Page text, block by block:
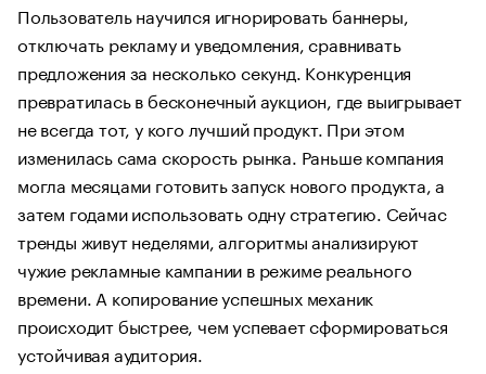
Пользователь научился игнорировать баннеры,
отключать рекламу и уведомления, сравнивать
предложения за несколько секунд. Конкуренция
превратилась в бесконечный аукцион, где выигрывает
не всегда тот, у кого лучший продукт. При этом
изменилась сама скорость рынка. Раньше компания
могла месяцами готовить запуск нового продукта, а
затем годами использовать одну стратегию. Сейчас
тренды живут неделями, алгоритмы анализируют
чужие рекламные кампании в режиме реального
времени. А копирование успешных механик
происходит быстрее, чем успевает сформироваться
устойчивая аудитория.